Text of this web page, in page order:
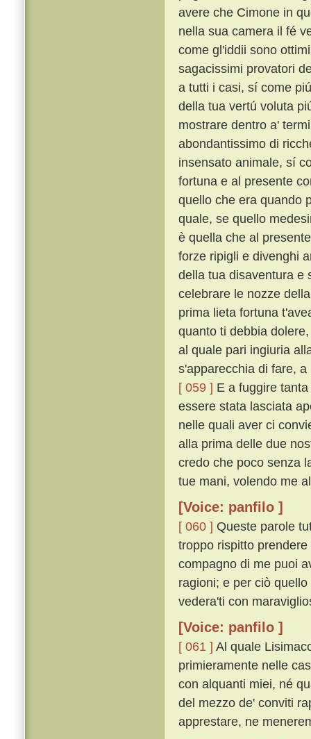
avere che Cimone in
nella sua camera il fé
come gl'iddii sono
sagacissimi provatori
a tutti i casi, sí come
della tua vertú voluta
mostrare dentro a'
abondantissimo di
insensato animale, sí
fortuna e al presente
quello che era quando
quale, se quello
è quella che al
forze ripigli e divenghi
della tua disaventura e
celebrare le nozze
prima lieta fortuna
quanto ti debbia
al quale pari ingiuria
s'apparecchia di fare,
[ 059 ] E a fuggire
essere stata lasciata
nelle quali aver ci
alla prima delle due
credo che poco senza
tue mani, volendo me
[Voice: panfilo ]
[ 060 ] Queste parole
troppo rispitto
compagno di me puoi
ragioni; e per ciò
vedera'ti con
[Voice: panfilo ]
[ 061 ] Al quale
primieramente nelle
con alquanti miei, né
del mezzo de' conviti
apprestare, ne